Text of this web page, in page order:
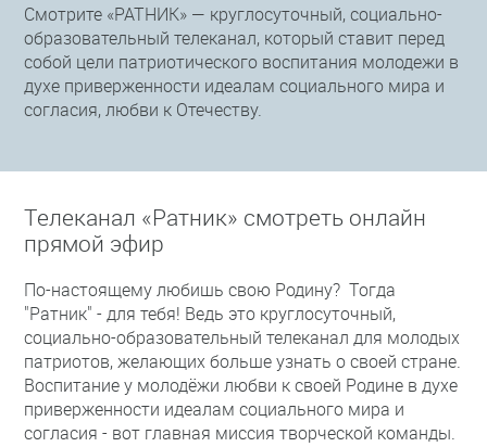
Смотрите «РАТНИК» — круглосуточный, социально-
образовательный телеканал, который ставит перед
собой цели патриотического воспитания молодежи в
духе приверженности идеалам социального мира и
согласия, любви к Отечеству.
Телеканал «Ратник» смотреть онлайн
прямой эфир
По-настоящему любишь свою Родину? Тогда
"Ратник" - для тебя! Ведь это круглосуточный,
социально-образовательный телеканал для молодых
патриотов, желающих больше узнать о своей стране.
Воспитание у молодёжи любви к своей Родине в духе
приверженности идеалам социального мира и
согласия - вот главная миссия творческой команды.